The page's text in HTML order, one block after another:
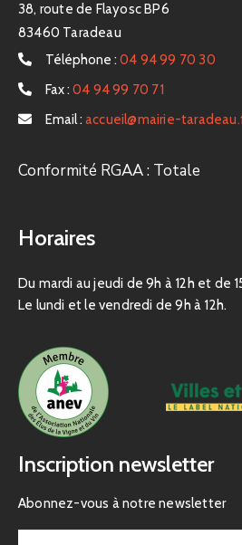
38, route de Flayosc BP6
83460 Taradeau
Téléphone : 04 94 99 70 30
Fax : 04 94 99 70 71
Email : accueil@mairie-
Conformité RGAA : Totale
Horaires
Du mardi au jeudi de 9h à 12h et de
Le lundi et le vendredi de 9h à 12h.
Inscription newsletter
Abonnez-vous à notre newsletter